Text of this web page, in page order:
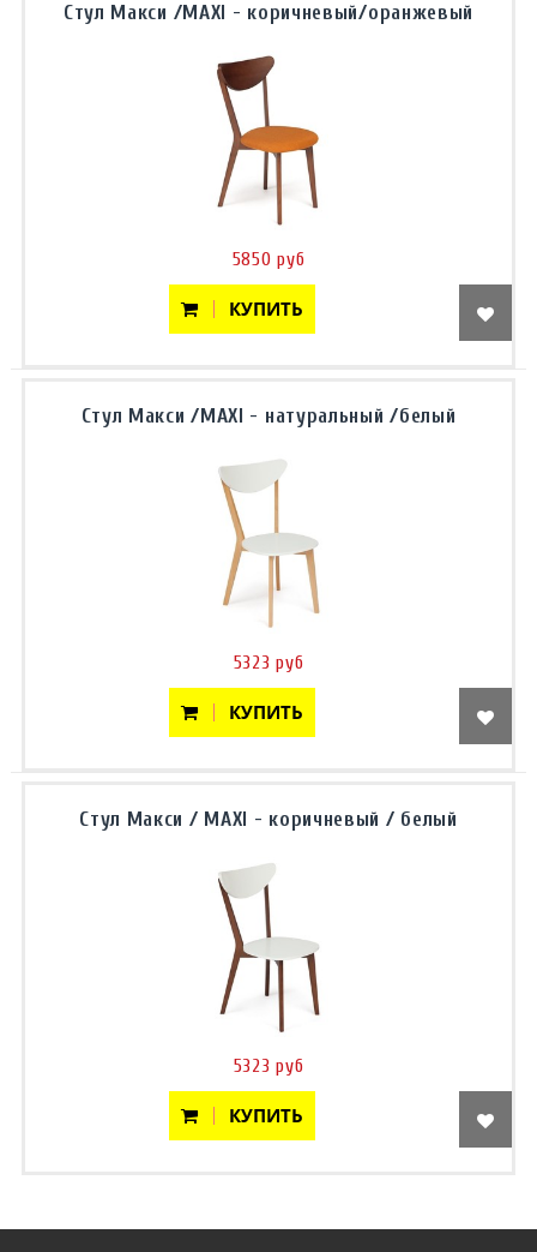
Стул Макси /MAXI - коричневый/оранжевый
5850 руб
КУПИТЬ
Стул Макси /MAXI - натуральный /белый
5323 руб
КУПИТЬ
Стул Макси / MAXI - коричневый / белый
5323 руб
КУПИТЬ